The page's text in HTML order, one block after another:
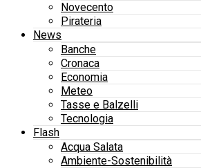
Novecento
Pirateria
News
Banche
Cronaca
Economia
Meteo
Tasse e Balzelli
Tecnologia
Flash
Acqua Salata
Ambiente-Sostenibilità